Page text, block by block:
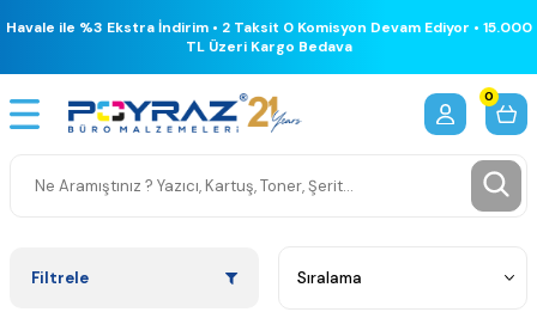
Havale ile %3 Ekstra İndirim • 2 Taksit 0 Komisyon Devam Ediyor • 15.000
TL Üzeri Kargo Bedava
0
Filtrele